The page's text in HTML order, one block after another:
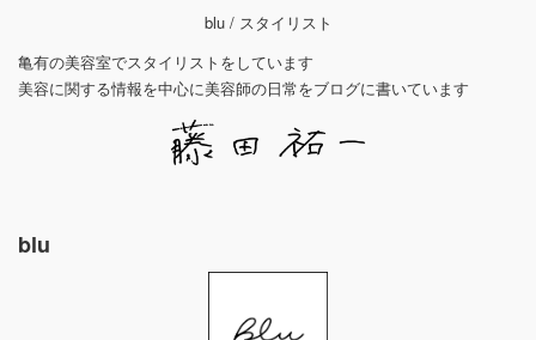
blu / スタイリスト
亀有の美容室でスタイリストをしています
美容に関する情報を中心に美容師の日常をブログに書いています
blu